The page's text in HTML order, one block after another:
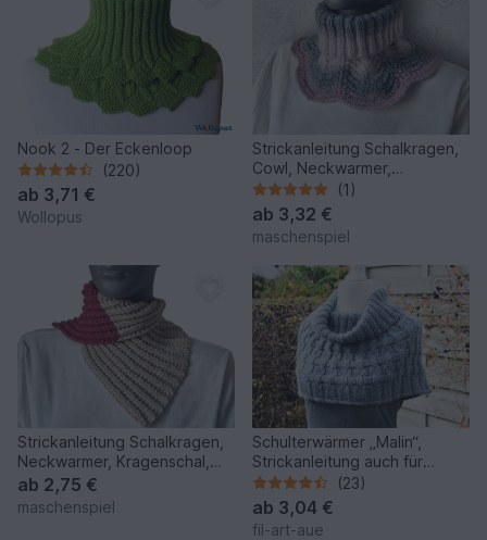
Nook 2 - Der Eckenloop
(220)
ab 3,71 €
Wollopus
Strickanleitung Schalkragen,
Cowl, Neckwarmer,
(1)
ab 3,32 €
maschenspiel
Strickanleitung Schalkragen,
Neckwarmer, Kragenschal,
ab 2,75 €
maschenspiel
Schulterwärmer „Malin“,
Strickanleitung auch für
Anfänger, Größe S – XXL
(23)
ab 3,04 €
fil-art-aue